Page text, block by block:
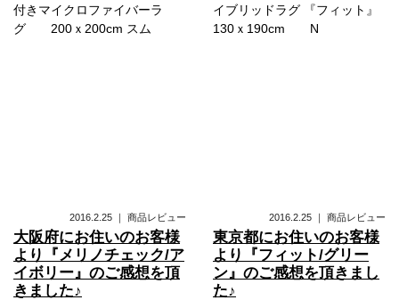
付きマイクロファイバーラ
グ 200ｘ200cm スム
イブリッドラグ 『フィット』
130ｘ190cm N
2016.2.25 ｜ 商品レビュー
大阪府にお住いのお客様
より『メリノチェック/ア
イボリー』のご感想を頂
きました♪
2016.2.25 ｜ 商品レビュー
東京都にお住いのお客様
より『フィット/グリー
ン』のご感想を頂きまし
た♪